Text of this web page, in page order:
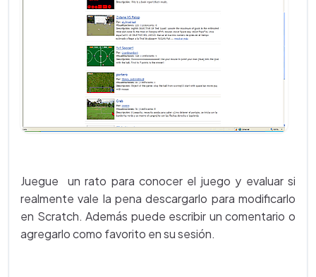
Juegue un rato para conocer el juego y evaluar si
realmente vale la pena descargarlo para modificarlo
en Scratch. Además puede escribir un comentario o
agregarlo como favorito en su sesión.